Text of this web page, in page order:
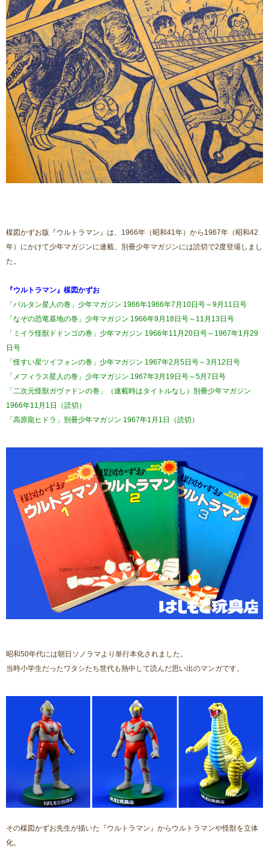
楳図かずお版『ウルトラマン』は、1966年（昭和41年）から1967年（昭和42
年）にかけて少年マガジンに連載、別冊少年マガジンには読切で2度登場しまし
た。
『ウルトラマン』楳図かずお
「バルタン星人の巻」少年マガジン 1966年1966年7月10日号～9月11日号
「なぞの恐竜基地の巻」少年マガジン 1966年9月18日号～11月13日号
「ミイラ怪獣ドドンゴの巻」少年マガジン 1966年11月20日号～1967年1月29
日号
「怪すい星ツイフォンの巻」少年マガジン 1967年2月5日号～3月12日号
「メフィラス星人の巻」少年マガジン 1967年3月19日号～5月7日号
「二次元怪獣ガヴァドンの巻」（連載時はタイトルなし）別冊少年マガジン
1966年11月1日（読切）
「高原龍ヒドラ」別冊少年マガジン 1967年1月1日（読切）
昭和50年代には朝日ソノラマより単行本化されました。
当時小学生だったワタシたち世代も熱中して読んだ思い出のマンガです。
その楳図かずお先生が描いた『ウルトラマン』からウルトラマンや怪獣を立体
化。